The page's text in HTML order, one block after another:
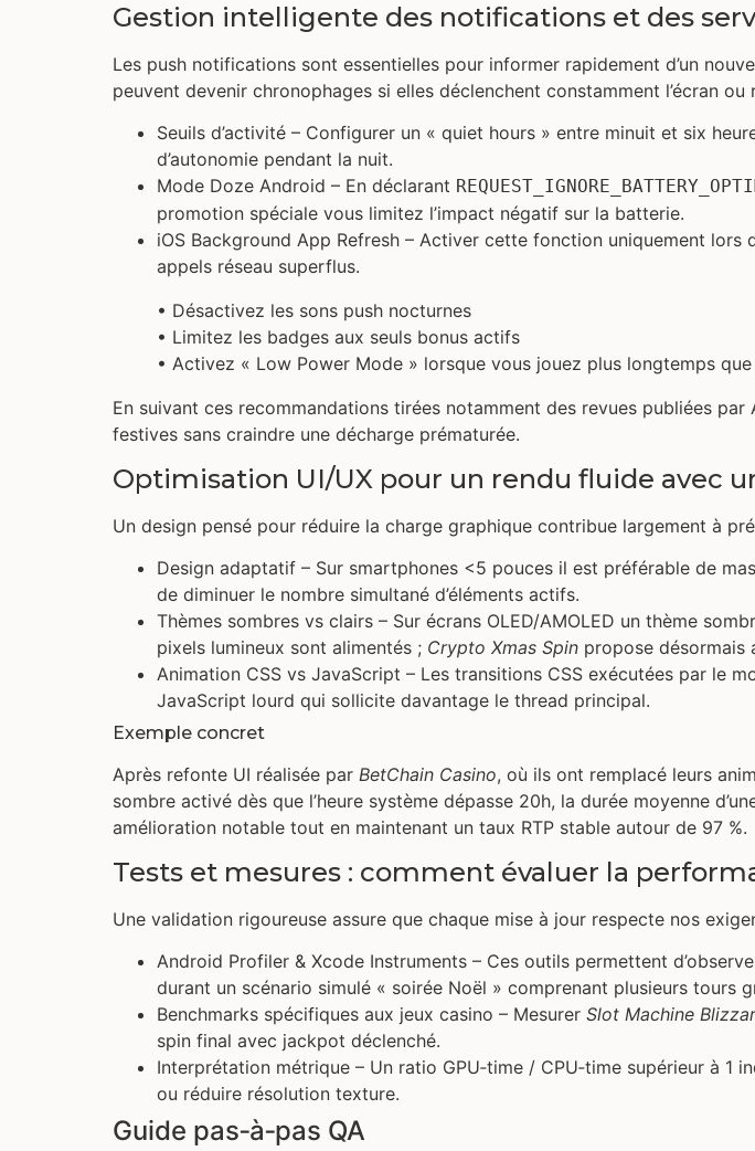
Gestion intelligente des notifications et des
Les push notifications sont essentielles pour informer rapidement d’un
peuvent devenir chronophages si elles déclenchent constamment l’écran ou
Seuils d’activité – Configurer un « quiet hours » entre minuit et six
d’autonomie pendant la nuit.
Mode Doze Android – En déclarant
promotion spéciale vous limitez l’impact négatif sur la batterie.
iOS Background App Refresh – Activer cette fonction uniquement
appels réseau superflus.
• Désactivez les sons push nocturnes
• Limitez les badges aux seuls bonus actifs
• Activez « Low Power Mode » lorsque vous jouez plus longtemps
En suivant ces recommandations tirées notamment des revues publiées
festives sans craindre une décharge prématurée.
Optimisation UI/UX pour un rendu fluide avec
Un design pensé pour réduire la charge graphique contribue largement à
Design adaptatif – Sur smartphones <5 pouces il est préférable de
de diminuer le nombre simultané d’éléments actifs.
Thèmes sombres vs clairs – Sur écrans OLED/AMOLED un thème
pixels lumineux sont alimentés ; Crypto Xmas Spin propose désormais
Animation CSS vs JavaScript – Les transitions CSS exécutées par le
JavaScript lourd qui sollicite davantage le thread principal.
Exemple concret
Après refonte UI réalisée par BetChain Casino, où ils ont remplacé leurs
sombre activé dès que l’heure système dépasse 20h, la durée moyenne
amélioration notable tout en maintenant un taux RTP stable autour de 97 %.
Tests et mesures : comment évaluer la
Une validation rigoureuse assure que chaque mise à jour respecte nos
Android Profiler & Xcode Instruments – Ces outils permettent
durant un scénario simulé « soirée Noël » comprenant plusieurs tours
Benchmarks spécifiques aux jeux casino – Mesurer Slot Machine
spin final avec jackpot déclenché.
Interprétation métrique – Un ratio GPU‑time / CPU‑time supérieur à
ou réduire résolution texture.
Guide pas‑à‑pas QA